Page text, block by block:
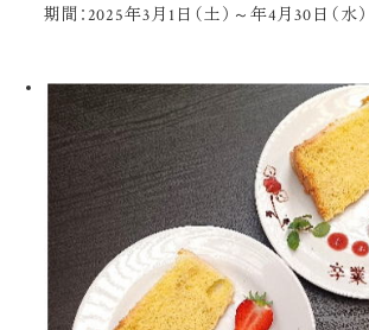
期間：2025年3月1日（土）～年4月30日（水）